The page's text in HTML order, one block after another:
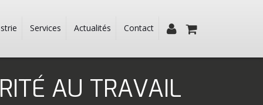
Services Actualités Contact
AU TRAVAIL